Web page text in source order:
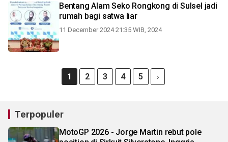
Bentang Alam Seko Rongkong di Sulsel jadi
rumah bagi satwa liar
11 December 2024 21:35 WIB, 2024
1 2 3 4 5
Terpopuler
MotoGP 2026 - Jorge Martin rebut pole